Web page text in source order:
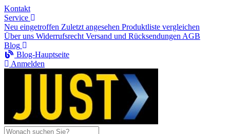
Kontakt
Service
Neu eingetroffen Zuletzt angesehen Produktliste vergleichen
Über uns Widerrufsrecht Versand und Rücksendungen AGB
Blog
Blog-Hauptseite
Anmelden